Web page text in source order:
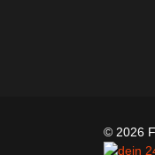
© 2026